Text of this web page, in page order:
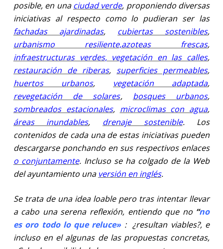
posible, en unaciudad verde, proponiendo diversas
iniciativas al respecto como lo pudieran ser las
fachadas ajardinadas, cubiertas sostenibles,
urbanismo resiliente,azoteas frescas,
infraestructuras verdes, vegetación en las calles,
restauración de riberas, superficies permeables,
huertos urbanos, vegetación adaptada,
revegetación de solares, bosques urbanos,
sombreados estacionales, microclimas con agua,
áreas inundables, drenaje sostenible. Los
contenidos de cada una de estas iniciativas pueden
descargarse ponchando en sus respectivos enlaces
o conjuntamente. Incluso se ha colgado de la Web
del ayuntamiento una versión en inglés.
Se trata de una idea loable pero tras intentar llevar
a cabo una serena reflexión, entiendo que no “no
es oro todo lo que reluce»: ¿resultan viables?, e
incluso en el algunas de las propuestas concretas,